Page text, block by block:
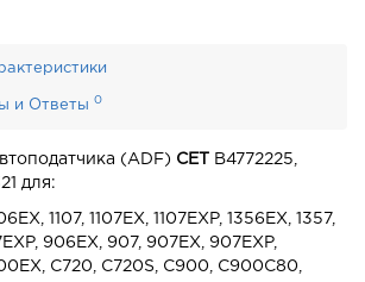
и Ответы 0
(ADF) CET
B4772225,
для:
1107, 1107EX, 1107EXP, 1356EX, 1357,
906EX, 907, 907EX, 907EXP,
C720, C720S, C900, C900C80,